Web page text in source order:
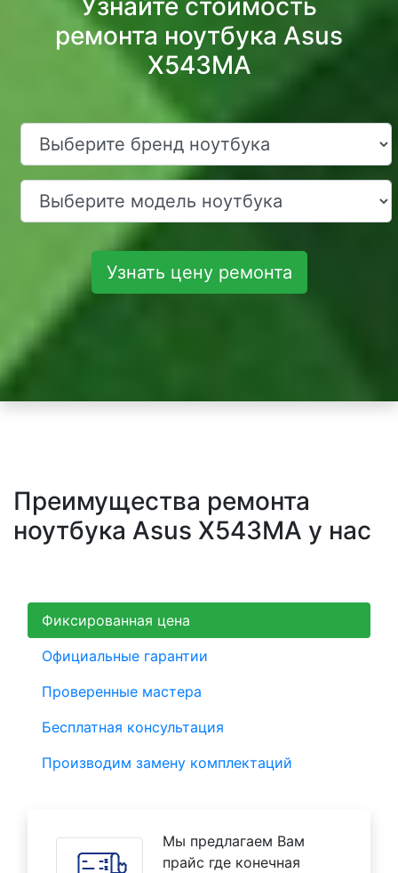
Узнайте стоимость
ремонта ноутбука Asus
X543MA
Узнать цену ремонта
Преимущества ремонта
ноутбука Asus X543MA у нас
Фиксированная цена
Официальные гарантии
Проверенные мастера
Бесплатная консультация
Производим замену комплектаций
Мы предлагаем Вам
прайс где конечная